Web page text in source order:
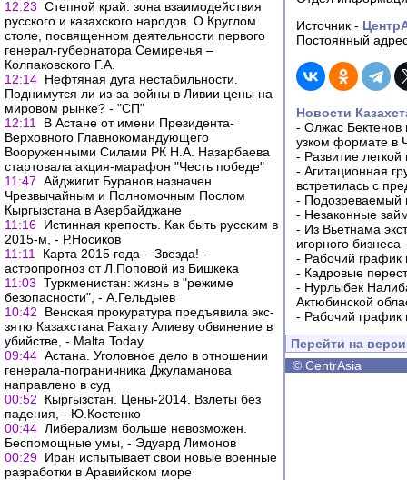
12:23 Степной край: зона взаимодействия
русского и казахского народов. О Круглом
столе, посвященном деятельности первого
генерал-губернатора Семиречья –
Колпаковского Г.А.
12:14 Нефтяная дуга нестабильности.
Поднимутся ли из-за войны в Ливии цены на
мировом рынке? - "СП"
12:11
В Астане от имени Президента-
Верховного Главнокомандующего
Вооруженными Силами РК Н.А. Назарбаева
стартовала акция-марафон "Честь победе"
11:47 Айджигит Буранов назначен
Чрезвычайным и Полномочным Послом
Кыргызстана в Азербайджане
11:16 Истинная крепость. Как быть русским в
2015-м, - Р.Носиков
11:11
Карта 2015 года – Звезда! -
астропрогноз от Л.Поповой из Бишкека
11:03 Туркменистан: жизнь в "режиме
безопасности", - А.Гельдыев
10:42
Венская прокуратура предъявила экс-
зятю Казахстана Рахату Алиеву обвинение в
убийстве, - Malta Today
09:44 Астана. Уголовное дело в отношении
генерала-пограничника Джуламанова
направлено в суд
00:52
Кыргызстан. Цены-2014. Взлеты без
падения, - Ю.Костенко
00:44 Либерализм больше невозможен.
Беспомощные умы, - Эдуард Лимонов
00:29 Иран испытывает свои новые военные
разработки в Аравийском море
Источник -
Постоянный
Новости
- Олжас Бектенов
узком формате в
- Развитие
- Агитационная
встретилась с
- Подозреваемый
- Незаконные
- Из Вьетнама
игорного бизнеса
- Рабочий график
- Кадровые
- Нурлыбек
Актюбинской
- Рабочий график
Перейти на
© CentrAsia